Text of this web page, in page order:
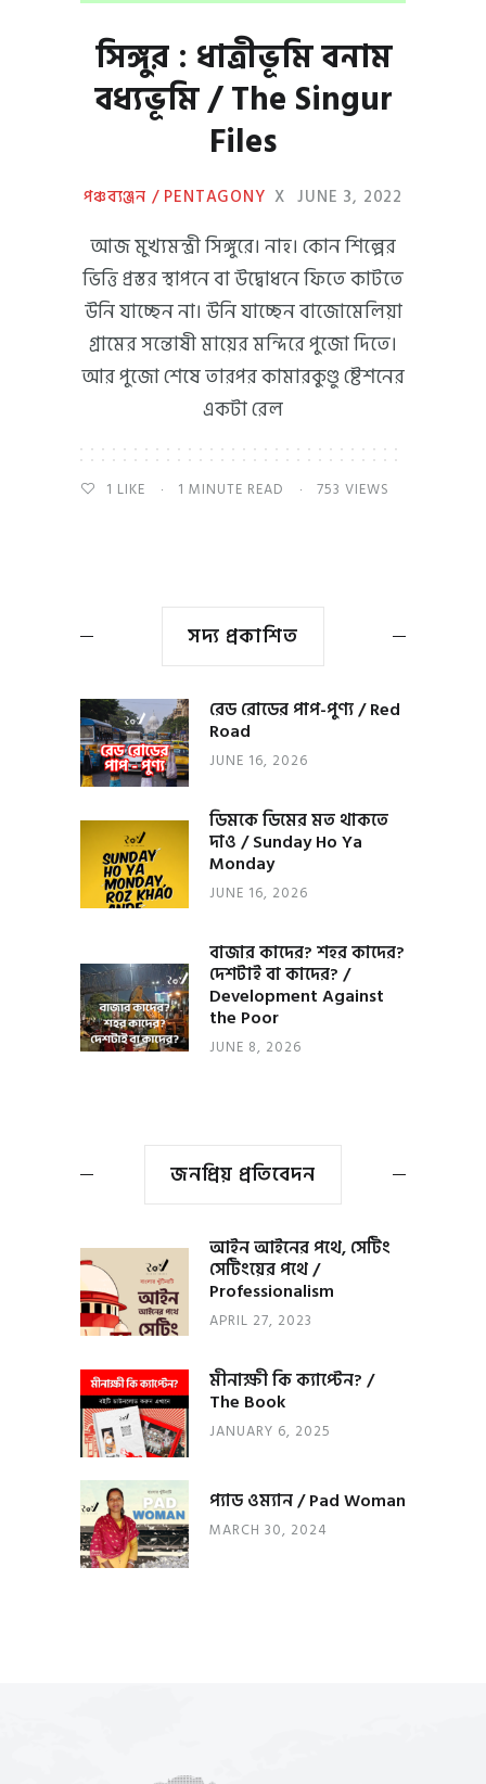
সিঙ্গুর : ধাত্রীভূমি বনাম
বধ্যভূমি / The Singur
Files
পঞ্চব্যঞ্জন / PENTAGONY X JUNE 3, 2022
আজ মুখ্যমন্ত্রী সিঙ্গুরে। নাহ। কোন শিল্পের
ভিত্তি প্রস্তর স্থাপনে বা উদ্বোধনে ফিতে কাটতে
উনি যাচ্ছেন না। উনি যাচ্ছেন বাজোমেলিয়া
গ্রামের সন্তোষী মায়ের মন্দিরে পুজো দিতে।
আর পুজো শেষে তারপর কামারকুণ্ডু ষ্টেশনের
একটা রেল
1 LIKE 1 MINUTE READ 753 VIEWS
সদ্য প্রকাশিত
রেড রোডের পাপ-পুণ্য / Red
Road
JUNE 16, 2026
ডিমকে ডিমের মত থাকতে
দাও / Sunday Ho Ya
Monday
JUNE 16, 2026
বাজার কাদের? শহর কাদের?
দেশটাই বা কাদের? /
Development Against
the Poor
JUNE 8, 2026
জনপ্রিয় প্রতিবেদন
আইন আইনের পথে, সেটিং
সেটিংয়ের পথে /
Professionalism
APRIL 27, 2023
মীনাক্ষী কি ক্যাপ্টেন? /
The Book
JANUARY 6, 2025
প্যাড ওম্যান / Pad Woman
MARCH 30, 2024